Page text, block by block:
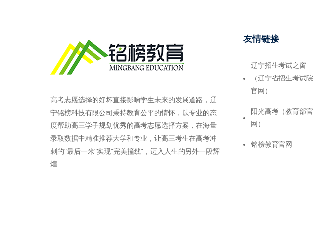
高考志愿选择的好坏直接影响学生未来的发展道路，辽
宁铭榜科技有限公司秉持教育公平的情怀，以专业的态
度帮助高三学子规划优秀的高考志愿选择方案，在海量
录取数据中精准推荐大学和专业，让高三考生在高考冲
刺的“最后一米”实现“完美撞线”，迈入人生的另外一段辉
煌
友情链接
辽宁招生考试之窗
（辽宁省招生考试院
官网）
阳光高考（教育部官
网）
铭榜教育官网